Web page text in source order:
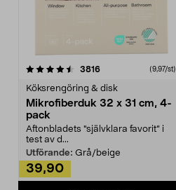
3816recensioner (9,97/st)
Köksrengöring & disk
Mikrofiberduk 32 x 31 cm, 4-
pack
Aftonbladets "självklara favorit” i
test av d...
Utförande: Grå/beige
39,90
4.0av 5 stjärnor